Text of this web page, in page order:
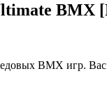
BMX
BMX игр.